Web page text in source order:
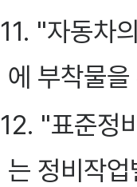
11. "자동차
에 부착물
12. "표준정
는 정비작